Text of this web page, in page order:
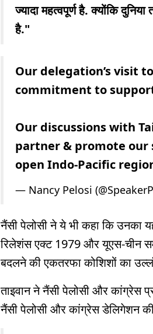
ज्यादा महत्वपूर्ण है. क्योंकि
है."
Our delegation’s visit
commitment to
Our discussions with
partner & promote our
open Indo-Pacific
— Nancy Pelosi
नैंसी पेलोसी ने ये भी कहा कि उनका
रिलेशंस एक्ट 1979 और यूएस-चीन
बदलने की एकतरफा कोशिशों का
ताइवान ने नैंसी पेलोसी और कांग्रेस
नैंसी पेलोसी और कांग्रेस डेलिगेशन की